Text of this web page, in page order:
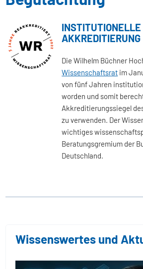
INSTITUTIONELLE
AKKREDITIERUNG
Die Wilhelm Büchner
Wissenschaftsrat im
von fünf Jahren
worden und somit
Akkreditierungssiegel
zu verwenden. Der
wichtiges
Beratungsgremium der
Deutschland.
Wissenswertes und